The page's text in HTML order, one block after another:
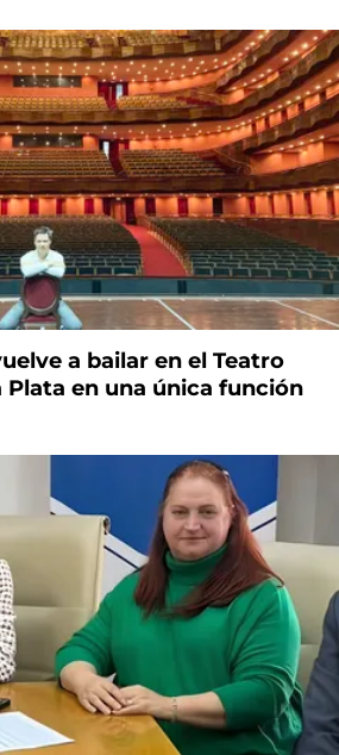
a bailar en el Teatro
en una única función